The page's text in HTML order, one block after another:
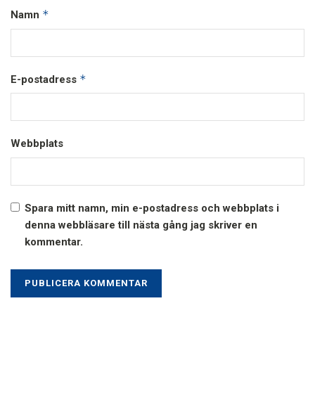
Namn *
E-postadress *
Webbplats
Spara mitt namn, min e-postadress och webbplats i
denna webbläsare till nästa gång jag skriver en
kommentar.